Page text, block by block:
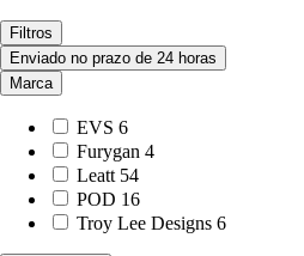
Filtros
Enviado no prazo de 24 horas
Marca
EVS 6
Furygan 4
Leatt 54
POD 16
Troy Lee Designs 6